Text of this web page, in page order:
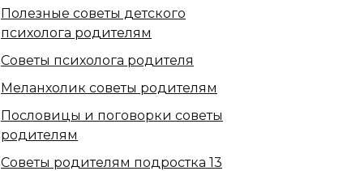
Полезные советы детского
психолога родителям
Советы психолога родителя
Меланхолик советы родителям
Пословицы и поговорки советы
родителям
Советы родителям подростка 13